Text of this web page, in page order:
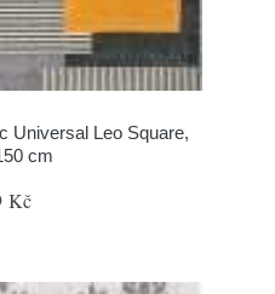
Universal Leo Square,
cm
Kč